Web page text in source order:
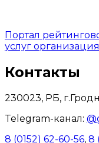
Портал
услуг
Контакты
230023, РБ,
Telegram-канал:
8 (0152) 62-60-56, 8